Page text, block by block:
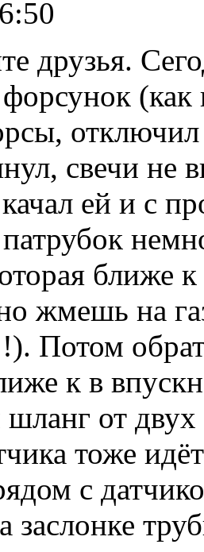
друзья.
форсунок
свечи не
ей и с
ближе
жмешь на
Потом
к в
от двух
тоже
с
заслонке